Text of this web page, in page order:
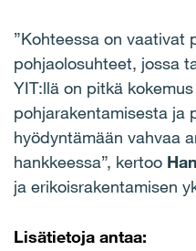
”Kohteessa on vaativat
pohjaolosuhteet, jossa
YIT:llä on pitkä
pohjarakentamisesta ja
hyödyntämään vahvaa
hankkeessa”, kertoo
ja erikoisrakentamisen
Lisätietoja antaa: